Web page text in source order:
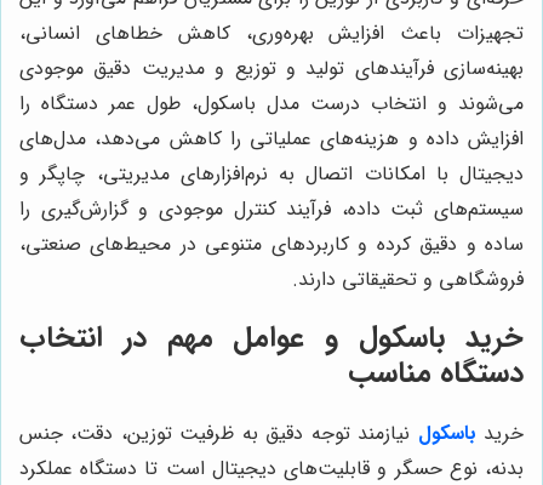
تجهیزات باعث افزایش بهره‌وری، کاهش خطاهای انسانی،
بهینه‌سازی فرآیندهای تولید و توزیع و مدیریت دقیق موجودی
می‌شوند و انتخاب درست مدل باسکول، طول عمر دستگاه را
افزایش داده و هزینه‌های عملیاتی را کاهش می‌دهد، مدل‌های
دیجیتال با امکانات اتصال به نرم‌افزارهای مدیریتی، چاپگر و
سیستم‌های ثبت داده، فرآیند کنترل موجودی و گزارش‌گیری را
ساده و دقیق کرده و کاربردهای متنوعی در محیط‌های صنعتی،
فروشگاهی و تحقیقاتی دارند.
خرید باسکول و عوامل مهم در انتخاب
دستگاه مناسب
خرید باسکول نیازمند توجه دقیق به ظرفیت توزین، دقت، جنس
بدنه، نوع حسگر و قابلیت‌های دیجیتال است تا دستگاه عملکرد